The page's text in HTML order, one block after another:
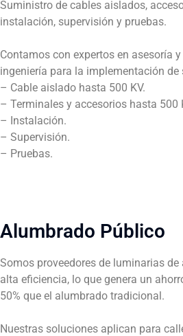
Suministro de cables aislados,
instalación, supervisión y pruebas.
Contamos con expertos en asesoría
ingeniería para la implementación de
– Cable aislado hasta 500 KV.
– Terminales y accesorios hasta 500
– Instalación.
– Supervisión.
– Pruebas.
Alumbrado Público
Somos proveedores de luminarias
alta eficiencia, lo que genera un
50% que el alumbrado tradicional.
Nuestras soluciones aplican para